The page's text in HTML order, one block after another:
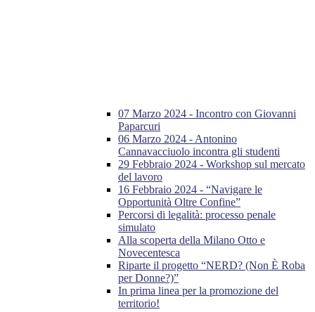
07 Marzo 2024 - Incontro con Giovanni
Paparcuri
06 Marzo 2024 - Antonino
Cannavacciuolo incontra gli studenti
29 Febbraio 2024 - Workshop sul mercato
del lavoro
16 Febbraio 2024 - “Navigare le
Opportunità Oltre Confine”
Percorsi di legalità: processo penale
simulato
Alla scoperta della Milano Otto e
Novecentesca
Riparte il progetto “NERD? (Non È Roba
per Donne?)”
In prima linea per la promozione del
territorio!